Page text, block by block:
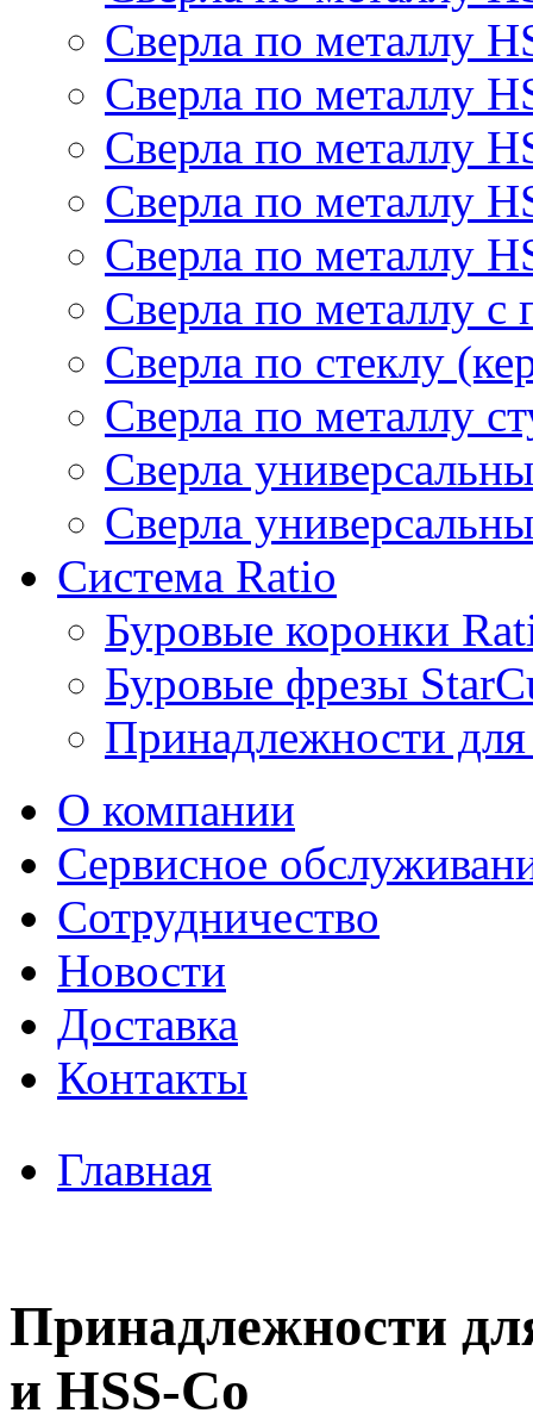
Сверла по металлу
Сверла по металлу
Сверла по металлу
Сверла по металлу
Сверла по металлу
Сверла по металлу с
Сверла по стеклу
Сверла по металлу
Сверла
Сверла
Система Ratio
Буровые коронки
Буровые фрезы
Принадлежности
О компании
Сервисное
Сотрудничество
Новости
Доставка
Контакты
Главная
Принадлежности
и HSS-Co